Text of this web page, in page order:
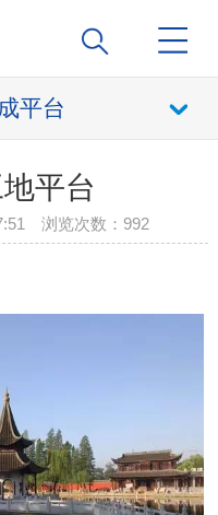
平台
平台
浏览次数： 992